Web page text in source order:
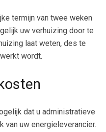
termijn van twee weken
uw verhuizing door te
laat weten, des te
wordt.
dat u administratieve
van uw energieleverancier.